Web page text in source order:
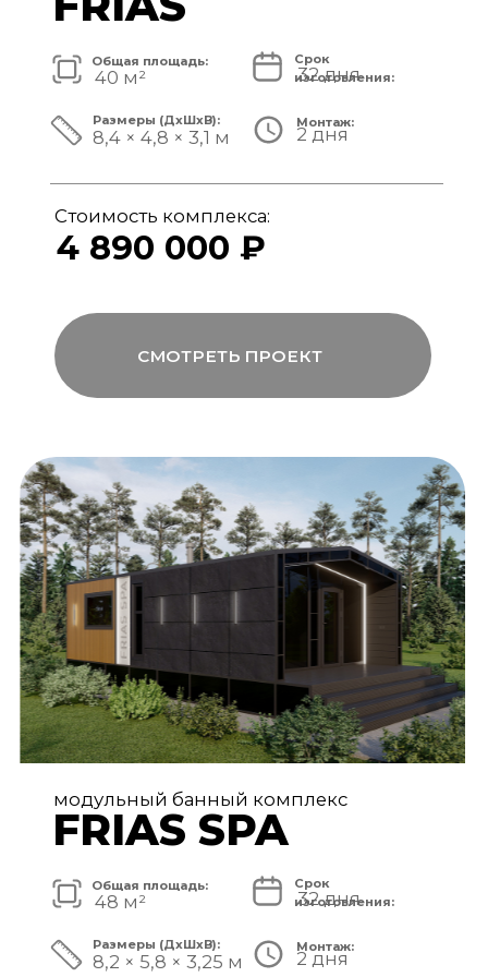
8 750 000 ₽
Стоимость комплекса:
5 дней
11,2 × 6,5 × 3,25 м
Размеры (ДxШxВ):
80 дней
Срок
изготовления:
72 м²
Общая площадь:
модульный банный комплекс
FRIAS PREMIUM
СМОТРЕТЬ ПРОЕКТ
5 820 000 ₽
СМОТРЕТЬ ПРОЕКТ